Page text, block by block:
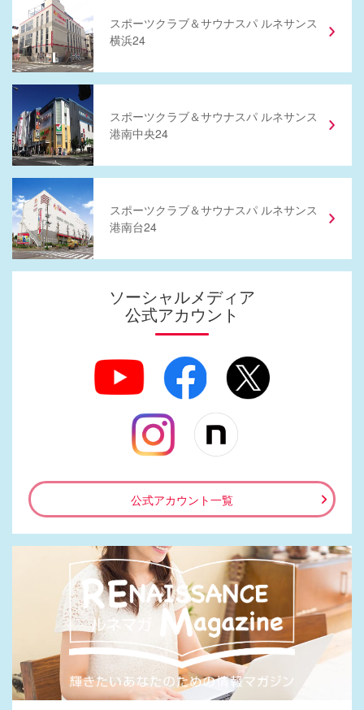
スポーツクラブ＆サウナスパ ルネサンス
横浜24
スポーツクラブ＆サウナスパ ルネサンス
港南中央24
スポーツクラブ＆サウナスパ ルネサンス
港南台24
ソーシャルメディア
公式アカウント
公式アカウント一覧